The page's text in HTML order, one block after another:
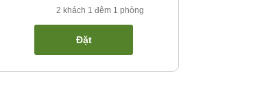
2 khách 1 đêm 1 phòng
Đặt